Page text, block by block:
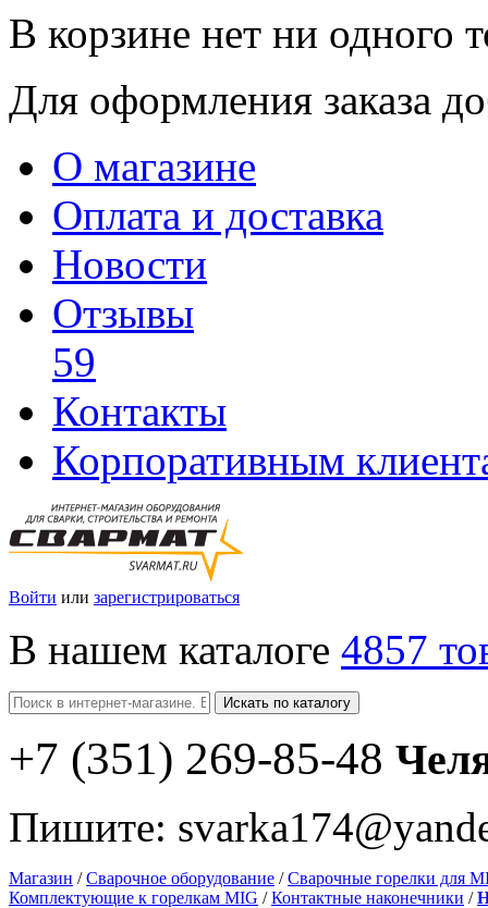
В корзине нет ни одного
Для оформления заказа
О магазине
Оплата и доставка
Новости
Отзывы
59
Контакты
Корпоративным
Войти или зарегистрироваться
В нашем каталоге 4857
Искать по каталогу
+7 (351) 269-85-48
Пишите:
Магазин /Сварочное оборудование /Сварочные горелки для
Комплектующие к горелкам MIG /Контактные наконечники /